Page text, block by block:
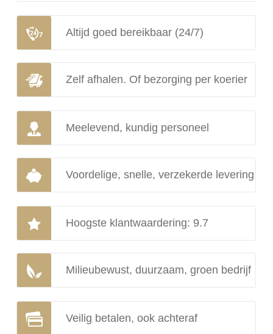
Altijd goed bereikbaar (24/7)
Zelf afhalen. Of bezorging per koerier
Meelevend, kundig personeel
Voordelige, snelle, verzekerde levering
Hoogste klantwaardering: 9.7
Milieubewust, duurzaam, groen bedrijf
Veilig betalen, ook achteraf